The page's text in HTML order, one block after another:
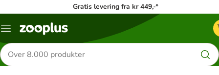
Gratis levering fra kr 449,-*
Menu
Søg
efter
produkter